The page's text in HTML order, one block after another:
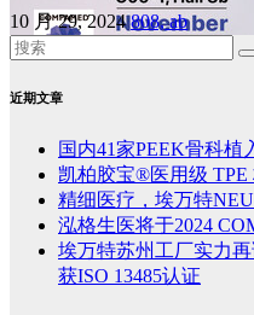
10 月 29, 2024808, ab
近期文章
国内41家PEEK骨科植
凯柏胶宝®医用级
精细医疗，埃万特
泓格生医将于2024
埃万特苏州工厂实力
获ISO 13485认证